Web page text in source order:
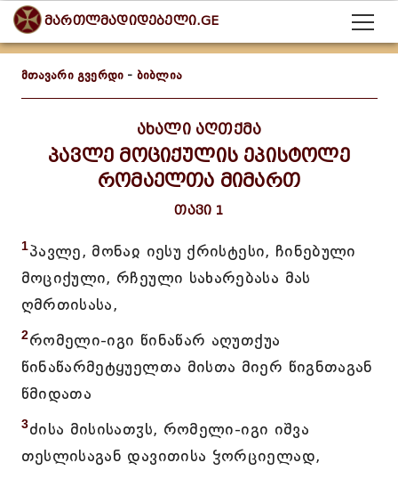
მართლმადიდებელი.GE
მთავარი გვერდი - ბიბლია
ახალი აღთქმა
პავლე მოციქულის ეპისტოლე
რომაელთა მიმართ
თავი 1
1პავლე, მონაჲ იესუ ქრისტესი, ჩინებული
მოციქული, რჩეული სახარებასა მას
ღმრთისასა,
2რომელი-იგი წინაწარ აღუთქუა
წინაწარმეტყუელთა მისთა მიერ წიგნთაგან
წმიდათა
3ძისა მისისათჳს, რომელი-იგი იშვა
თესლისაგან დავითისა ჴორციელად,